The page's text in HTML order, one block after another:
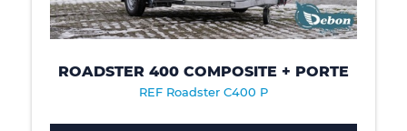
ROADSTER 400 COMPOSITE + PORTE
REF Roadster C400 P